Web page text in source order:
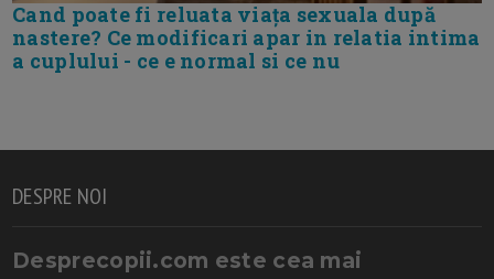
Cand poate fi reluata viața sexuala după
nastere? Ce modificari apar in relatia intima
a cuplului - ce e normal si ce nu
DESPRE NOI
Desprecopii.com este cea mai